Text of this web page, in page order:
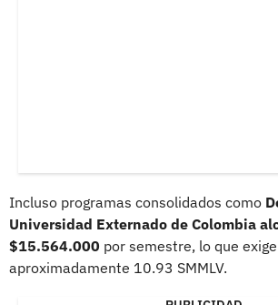
Incluso programas consolidados como
Universidad Externado de Colombia
$15.564.000 por semestre, lo que exige
aproximadamente 10.93 SMMLV.